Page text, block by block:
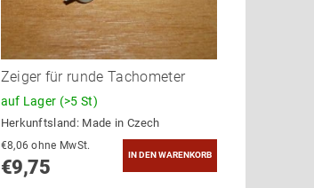
Zeiger für runde Tachometer
auf Lager (>5 St)
Herkunftsland: Made in Czech
€8,06 ohne MwSt.
€9,75